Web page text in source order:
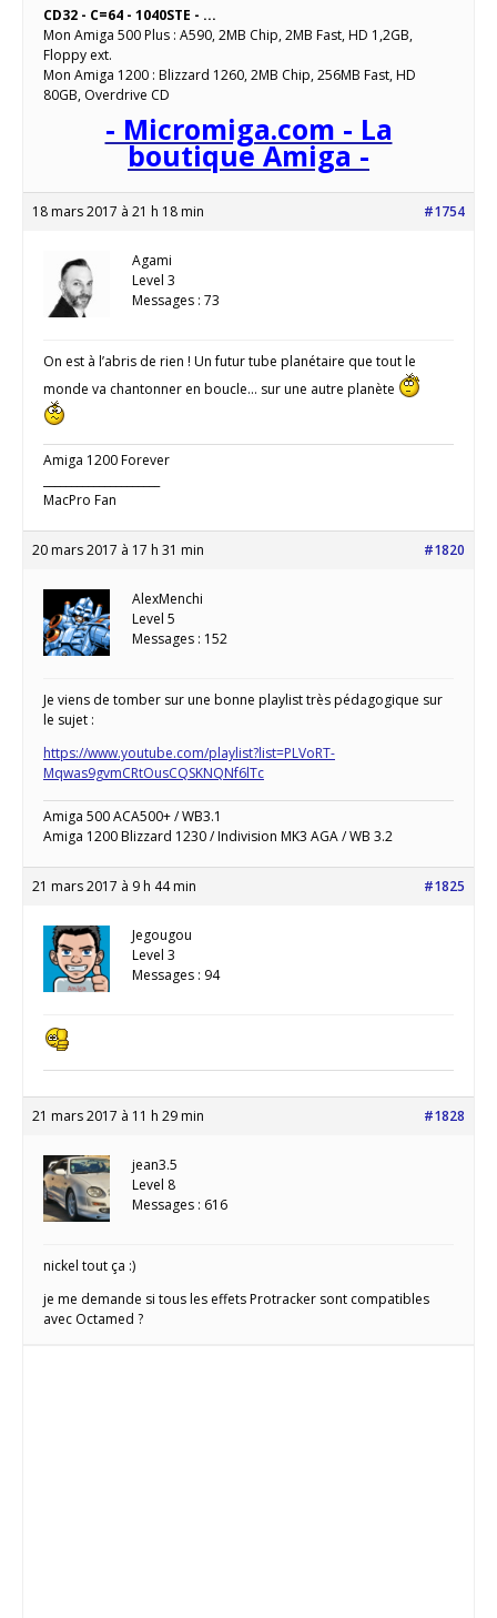
CD32 - C=64 - 1040STE - ...
Mon Amiga 500 Plus : A590, 2MB Chip, 2MB Fast, HD 1,2GB,
Floppy ext.
Mon Amiga 1200 : Blizzard 1260, 2MB Chip, 256MB Fast, HD
80GB, Overdrive CD
- Micromiga.com - La
boutique Amiga -
18 mars 2017 à 21 h 18 min #1754
Agami
Level 3
Messages : 73
On est à l’abris de rien ! Un futur tube planétaire que tout le
monde va chantonner en boucle… sur une autre planète
Amiga 1200 Forever
MacPro Fan
20 mars 2017 à 17 h 31 min #1820
AlexMenchi
Level 5
Messages : 152
Je viens de tomber sur une bonne playlist très pédagogique sur
le sujet :
https://www.youtube.com/playlist?list=PLVoRT-
Mqwas9gvmCRtOusCQSKNQNf6lTc
Amiga 500 ACA500+ / WB3.1
Amiga 1200 Blizzard 1230 / Indivision MK3 AGA / WB 3.2
21 mars 2017 à 9 h 44 min #1825
Jegougou
Level 3
Messages : 94
21 mars 2017 à 11 h 29 min #1828
jean3.5
Level 8
Messages : 616
nickel tout ça :)
je me demande si tous les effets Protracker sont compatibles
avec Octamed ?